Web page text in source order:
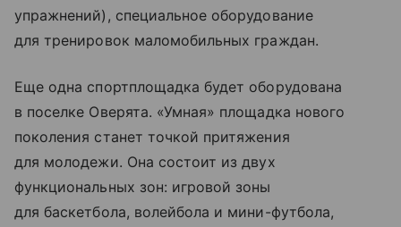
упражнений), специальное оборудование
для тренировок маломобильных граждан.
Еще одна спортплощадка будет оборудована
в поселке Оверята. «Умная» площадка нового
поколения станет точкой притяжения
для молодежи. Она состоит из двух
функциональных зон: игровой зоны
для баскетбола, волейбола и мини-футбола,